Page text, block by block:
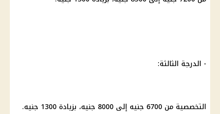
- الدرجة الثالثة:
التخصصية من 6700 جنيه إلى 8000 جنيه، بزيادة 1300 جنيه.